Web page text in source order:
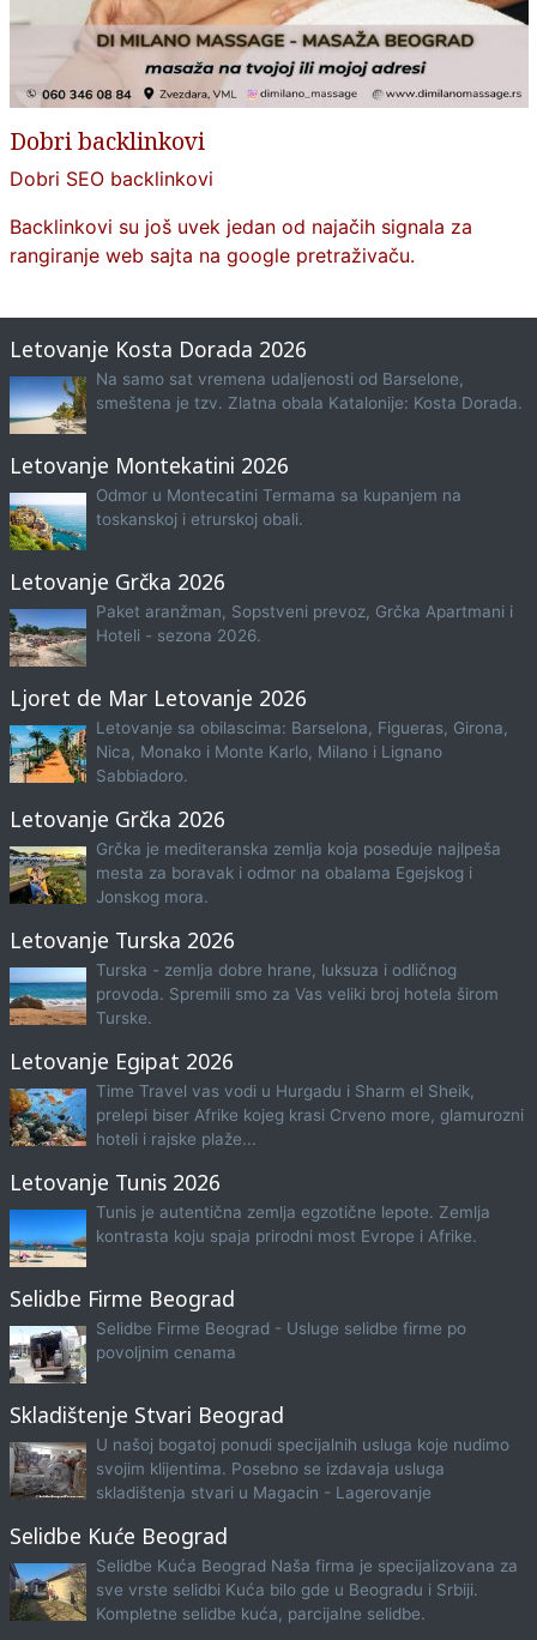
Dobri backlinkovi
Dobri SEO backlinkovi
Backlinkovi su još uvek jedan od najačih signala za
rangiranje web sajta na google pretraživaču.
Letovanje Kosta Dorada 2026
Na samo sat vremena udaljenosti od Barselone,
smeštena je tzv. Zlatna obala Katalonije: Kosta Dorada.
Letovanje Montekatini 2026
Odmor u Montecatini Termama sa kupanjem na
toskanskoj i etrurskoj obali.
Letovanje Grčka 2026
Paket aranžman, Sopstveni prevoz, Grčka Apartmani i
Hoteli - sezona 2026.
Ljoret de Mar Letovanje 2026
Letovanje sa obilascima: Barselona, Figueras, Girona,
Nica, Monako i Monte Karlo, Milano i Lignano
Sabbiadoro.
Letovanje Grčka 2026
Grčka je mediteranska zemlja koja poseduje najlpeša
mesta za boravak i odmor na obalama Egejskog i
Jonskog mora.
Letovanje Turska 2026
Turska - zemlja dobre hrane, luksuza i odličnog
provoda. Spremili smo za Vas veliki broj hotela širom
Turske.
Letovanje Egipat 2026
Time Travel vas vodi u Hurgadu i Sharm el Sheik,
prelepi biser Afrike kojeg krasi Crveno more, glamurozni
hoteli i rajske plaže...
Letovanje Tunis 2026
Tunis je autentična zemlja egzotične lepote. Zemlja
kontrasta koju spaja prirodni most Evrope i Afrike.
Selidbe Firme Beograd
Selidbe Firme Beograd - Usluge selidbe firme po
povoljnim cenama
Skladištenje Stvari Beograd
U našoj bogatoj ponudi specijalnih usluga koje nudimo
svojim klijentima. Posebno se izdavaja usluga
skladištenja stvari u Magacin - Lagerovanje
Selidbe Kuće Beograd
Selidbe Kuća Beograd Naša firma je specijalizovana za
sve vrste selidbi Kuća bilo gde u Beogradu i Srbiji.
Kompletne selidbe kuća, parcijalne selidbe.